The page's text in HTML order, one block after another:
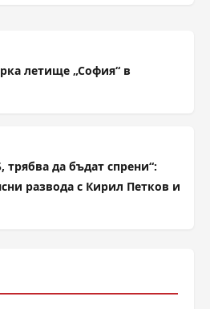
летище „София“ в
трябва да бъдат спрени“:
развода с Кирил Петков и